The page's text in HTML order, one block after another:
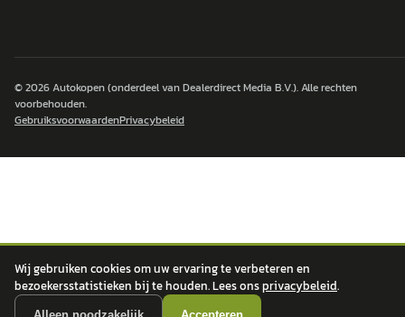
Wij gebruiken cookies om uw ervaring te verbeteren en
bezoekersstatistieken bij te houden. Lees onsprivacybeleid.
Alleen noodzakelijk Accepteren
© 2026Autokopen(onderdeel van Dealerdirect Media B.V.). Alle rechten
voorbehouden.
GebruiksvoorwaardenPrivacybeleid